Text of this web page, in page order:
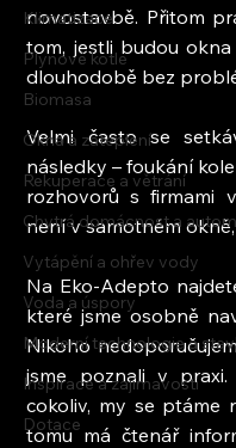
Klimatizace
Plynové kotle
Biomasa
Okna a zateplení
Rekuperace a větrání
Chytrá domácnost a
Vytápění a ohřev vody
Voda a úspory
Moderní technologie a
Inspirace a zajímavosti
Dotace
novostavbě. Přitom
tom, jestli budou
dlouhodobě bez
Velmi často se
následky – foukání
rozhovorů s firmami
není v samotném
Na Eko-Adepto
které jsme osobně
Nikoho
jsme poznali v
cokoliv, my se ptáme
tomu má čtenář